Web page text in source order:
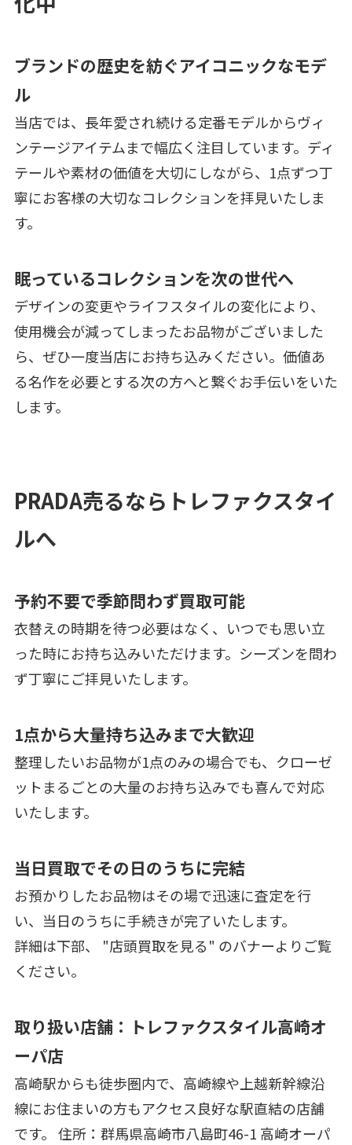
ブランドの歴史を紡ぐアイコニックなモデ
ル
当店では、長年愛され続ける定番モデルからヴィ
ンテージアイテムまで幅広く注目しています。ディ
テールや素材の価値を大切にしながら、1点ずつ丁
寧にお客様の大切なコレクションを拝見いたしま
す。
眠っているコレクションを次の世代へ
デザインの変更やライフスタイルの変化により、
使用機会が減ってしまったお品物がございました
ら、ぜひ一度当店にお持ち込みください。価値あ
る名作を必要とする次の方へと繋ぐお手伝いをいた
します。
PRADA売るならトレファクスタイ
ルへ
予約不要で季節問わず買取可能
衣替えの時期を待つ必要はなく、いつでも思い立
った時にお持ち込みいただけます。シーズンを問わ
ず丁寧にご拝見いたします。
1点から大量持ち込みまで大歓迎
整理したいお品物が1点のみの場合でも、クローゼ
ットまるごとの大量のお持ち込みでも喜んで対応
いたします。
当日買取でその日のうちに完結
お預かりしたお品物はその場で迅速に査定を行
い、当日のうちに手続きが完了いたします。
詳細は下部、 "店頭買取を見る" のバナーよりご覧
ください。
取り扱い店舗：トレファクスタイル高崎オ
ーパ店
高崎駅からも徒歩圏内で、高崎線や上越新幹線沿
線にお住まいの方もアクセス良好な駅直結の店舗
です。 住所：群馬県高崎市八島町46-1 高崎オーパ